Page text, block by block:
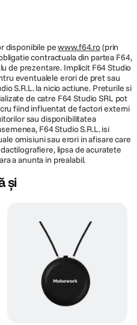
disponibile pewww.f64.ro(prin
contractuala din partea F64,
de prezentare. Implicit F64 Studio
eventualele erori de pret sau
S.R.L. la nicio actiune. Preturile si
de catre F64 Studio SRL pot
fiind influentat de factori externi
sau disponibilitatea
F64 Studio S.R.L. isi
omisiuni sau erori in afisare care
lipsa de acuratete
a anunta in prealabil.
și